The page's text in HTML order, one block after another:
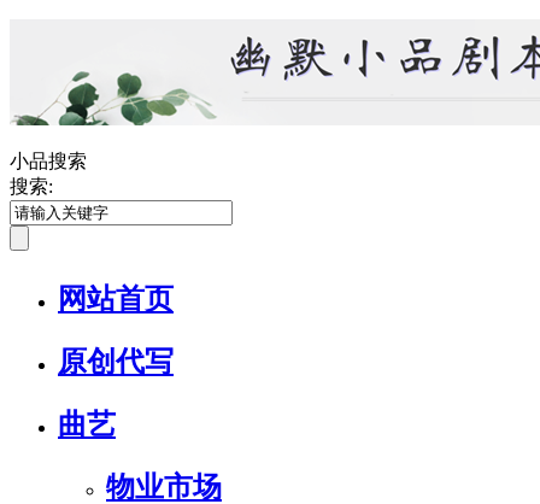
小品搜索
搜索:
网站首页
原创代写
曲艺
物业市场